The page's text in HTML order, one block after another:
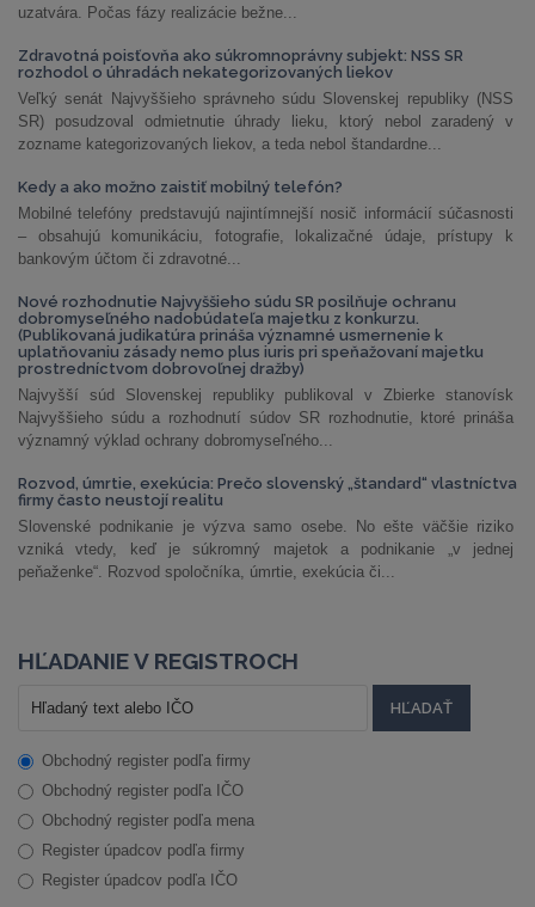
uzatvára. Počas fázy realizácie bežne...
Zdravotná poisťovňa ako súkromnoprávny subjekt: NSS SR
rozhodol o úhradách nekategorizovaných liekov
Veľký senát Najvyššieho správneho súdu Slovenskej republiky (NSS
SR) posudzoval odmietnutie úhrady lieku, ktorý nebol zaradený v
zozname kategorizovaných liekov, a teda nebol štandardne...
Kedy a ako možno zaistiť mobilný telefón?
Mobilné telefóny predstavujú najintímnejší nosič informácií súčasnosti
– obsahujú komunikáciu, fotografie, lokalizačné údaje, prístupy k
bankovým účtom či zdravotné...
Nové rozhodnutie Najvyššieho súdu SR posilňuje ochranu
dobromyseľného nadobúdateľa majetku z konkurzu.
(Publikovaná judikatúra prináša významné usmernenie k
uplatňovaniu zásady nemo plus iuris pri speňažovaní majetku
prostredníctvom dobrovoľnej dražby)
Najvyšší súd Slovenskej republiky publikoval v Zbierke stanovísk
Najvyššieho súdu a rozhodnutí súdov SR rozhodnutie, ktoré prináša
významný výklad ochrany dobromyseľného...
Rozvod, úmrtie, exekúcia: Prečo slovenský „štandard“ vlastníctva
firmy často neustojí realitu
Slovenské podnikanie je výzva samo osebe. No ešte väčšie riziko
vzniká vtedy, keď je súkromný majetok a podnikanie „v jednej
peňaženke“. Rozvod spoločníka, úmrtie, exekúcia či...
HĽADANIE V REGISTROCH
Obchodný register podľa firmy
Obchodný register podľa IČO
Obchodný register podľa mena
Register úpadcov podľa firmy
Register úpadcov podľa IČO